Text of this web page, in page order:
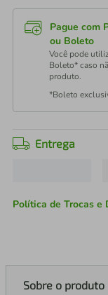
Pague com
ou Boleto
Você pode
Boleto* caso
produto.
*Boleto
Entrega
Política de Trocas e
Sobre o produto